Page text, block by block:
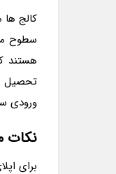
کالج
سطوح
هستند
تحصیل
ورودی
نکات
برای